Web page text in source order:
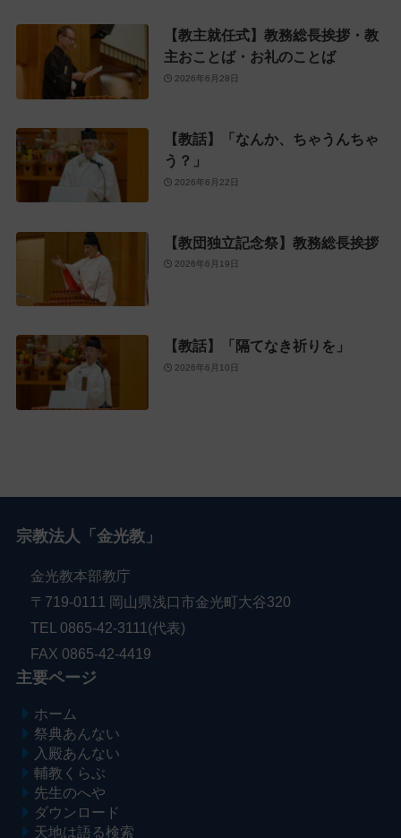
【教主就任式】教務総長挨拶・教
主おことば・お礼のことば
2026年6月28日
【教話】「なんか、ちゃうんちゃ
う？」
2026年6月22日
【教団独立記念祭】教務総長挨拶
2026年6月19日
【教話】「隔てなき祈りを」
2026年6月10日
宗教法人「金光教」
金光教本部教庁
〒719-0111 岡山県浅口市金光町大谷320
TEL 0865-42-3111(代表)
FAX 0865-42-4419
主要ページ
ホーム
祭典あんない
入殿あんない
輔教くらぶ
先生のへや
ダウンロード
天地は語る検索